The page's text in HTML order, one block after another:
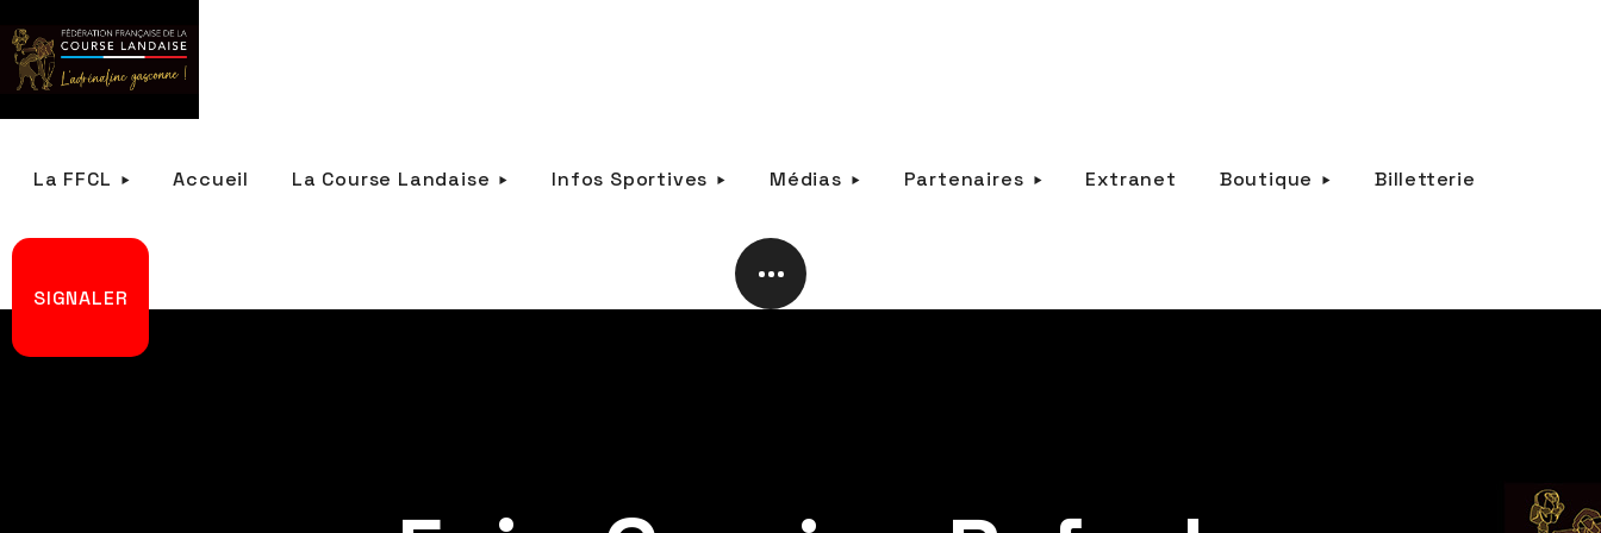
La FFCL Accueil La Course Landaise Infos Sportives Médias Partenaires Extranet Boutique Billetterie
SIGNALER